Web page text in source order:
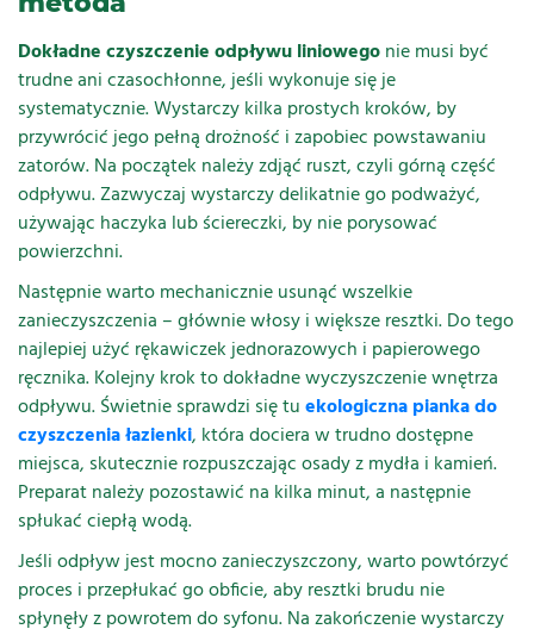
Dokładne czyszczenie odpływu liniowegonie musi być
trudne ani czasochłonne, jeśli wykonuje się je
systematycznie. Wystarczy kilka prostych kroków, by
przywrócić jego pełną drożność i zapobiec powstawaniu
zatorów. Na początek należy zdjąć ruszt, czyli górną część
odpływu. Zazwyczaj wystarczy delikatnie go podważyć,
używając haczyka lub ściereczki, by nie porysować
powierzchni.
Następnie warto mechanicznie usunąć wszelkie
zanieczyszczenia – głównie włosy i większe resztki. Do tego
najlepiej użyć rękawiczek jednorazowych i papierowego
ręcznika. Kolejny krok to dokładne wyczyszczenie wnętrza
odpływu. Świetnie sprawdzi się tuekologiczna pianka do
czyszczenia łazienki, która dociera w trudno dostępne
miejsca, skutecznie rozpuszczając osady z mydła i kamień.
Preparat należy pozostawić na kilka minut, a następnie
spłukać ciepłą wodą.
Jeśli odpływ jest mocno zanieczyszczony, warto powtórzyć
proces i przepłukać go obficie, aby resztki brudu nie
spłynęły z powrotem do syfonu. Na zakończenie wystarczy